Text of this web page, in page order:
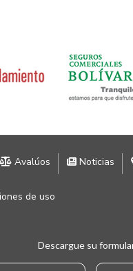
Avalúos Noticias
de uso
Descargue su